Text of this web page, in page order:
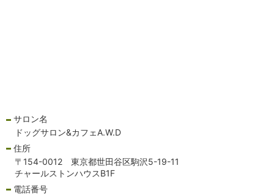
サロン名
ドッグサロン&カフェA.W.D
住所
〒154-0012 東京都世田谷区駒沢5-19-11
チャールストンハウスB1F
電話番号